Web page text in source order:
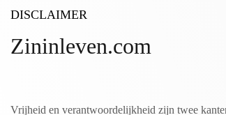
DISCLAIMER
Zininleven.com
Vrijheid en verantwoordelijkheid zijn twee